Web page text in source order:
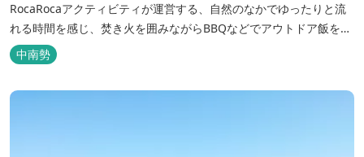
RocaRocaアクティビティが運営する、自然のなかでゆったりと流
れる時間を感じ、焚き火を囲みながらBBQなどでアウトドア飯を愉
しめる宿。 ベッドルーム以外でも、満点の星空を眺めながらテント
を張って寝ることもできるキャンプスタイルでおもいおもいのひと
時をお過ごしください。 2023年6月よりペット可となりました。
中南勢